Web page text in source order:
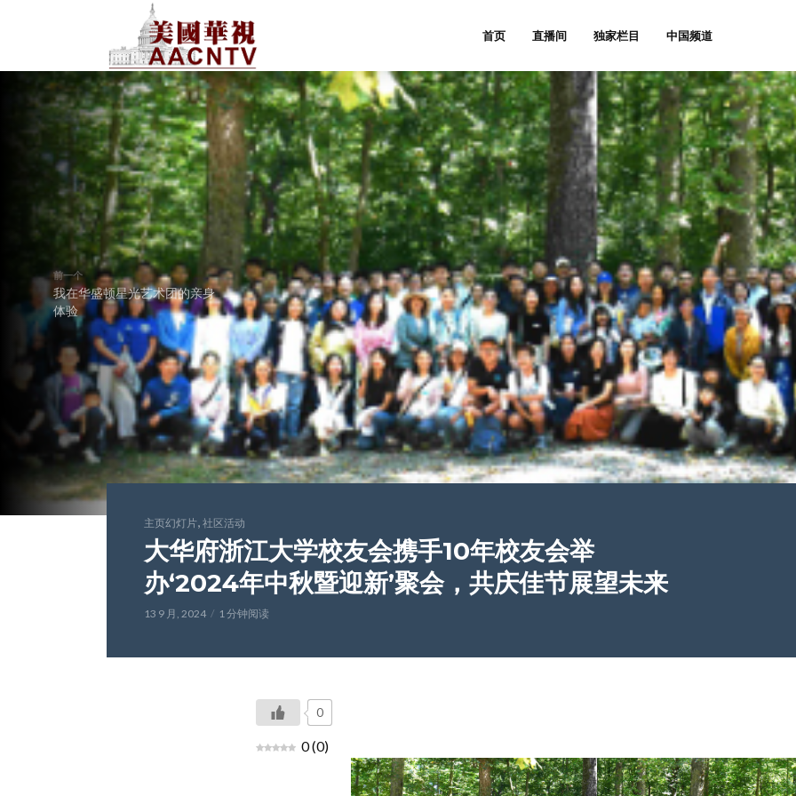
首页 直播间 独家栏目 中国频道
前一个
我在华盛顿星光艺术团的亲身
体验
主页幻灯片, 社区活动
大华府浙江大学校友会携手10年校友会举
办‘2024年中秋暨迎新’聚会，共庆佳节展望未来
13 9 月, 2024 1 分钟阅读
0
0(0)